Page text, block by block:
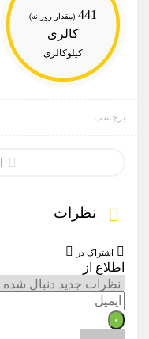
441 (مقدار روزانه)
کالری
کیلوکالری
برچسب
نظرات
اشتراک در
اطلاع از